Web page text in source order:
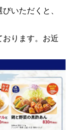
いただくと、
おります。お近